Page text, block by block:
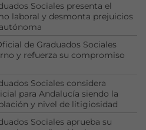
Sociales presenta el
laboral y desmonta prejuicios
de Graduados Sociales
y refuerza su compromiso
Sociales considera
para Andalucía siendo la
y nivel de litigiosidad
Sociales aprueba su